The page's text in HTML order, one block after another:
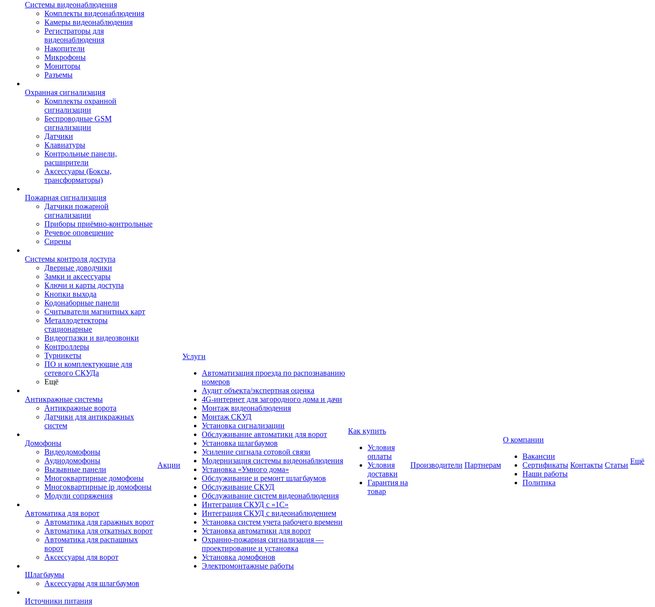
Системы видеонаблюдения
Комплекты видеонаблюдения
Камеры видеонаблюдения
Регистраторы для
видеонаблюдения
Накопители
Микрофоны
Мониторы
Разъемы
Охранная сигнализация
Комплекты охранной
сигнализации
Беспроводные GSM
сигнализации
Датчики
Клавиатуры
Контрольные панели,
расширители
Аксессуары (Боксы,
трансформаторы)
Пожарная сигнализация
Датчики пожарной
сигнализации
Приборы приёмно-контрольные
Речевое оповещение
Сирены
Системы контроля доступа
Дверные доводчики
Замки и аксессуары
Ключи и карты доступа
Кнопки выхода
Кодонаборные панели
Считыватели магнитных карт
Металлодетекторы
стационарные
Видеогпазки и видеозвонки
Контроллеры
Турникеты
ПО и комплектующие для
сетевого СКУДа
Ещё
Антикражные системы
Антикражные ворота
Датчики для антикражных
систем
Домофоны
Видеодомофоны
Аудиодомофоны
Вызывные панели
Многоквартирные домофоны
Многоквартирные ip домофоны
Модули сопряжения
Автоматика для ворот
Автоматика для гаражных ворот
Автоматика для откатных ворот
Автоматика для распашных
ворот
Аксессуары для ворот
Шлагбаумы
Аксессуары для шлагбаумов
Источники питания
Акции
Услуги
Автоматизация проезда по распознаванию
номеров
Аудит объекта/экспертная оценка
4G-интернет для загородного дома и дачи
Монтаж видеонаблюдения
Монтаж СКУД
Установка сигнализации
Обслуживание автоматики для ворот
Установка шлагбаумов
Усиление сигнала сотовой связи
Модернизация системы видеонаблюдения
Установка «Умного дома»
Обслуживание и ремонт шлагбаумов
Обслуживание СКУД
Обслуживание систем видеонаблюдения
Интеграция СКУД с «1С»
Интеграция СКУД с видеонаблюдением
Установка систем учета рабочего времени
Установка автоматики для ворот
Охранно-пожарная сигнализация —
проектирование и установка
Установка домофонов
Электромонтажные работы
Как купить
Условия
оплаты
Условия
доставки
Гарантия на
товар
Производители Партнерам
О компании
Вакансии
Сертификаты
Наши работы
Политика
Контакты Статьи Ещё